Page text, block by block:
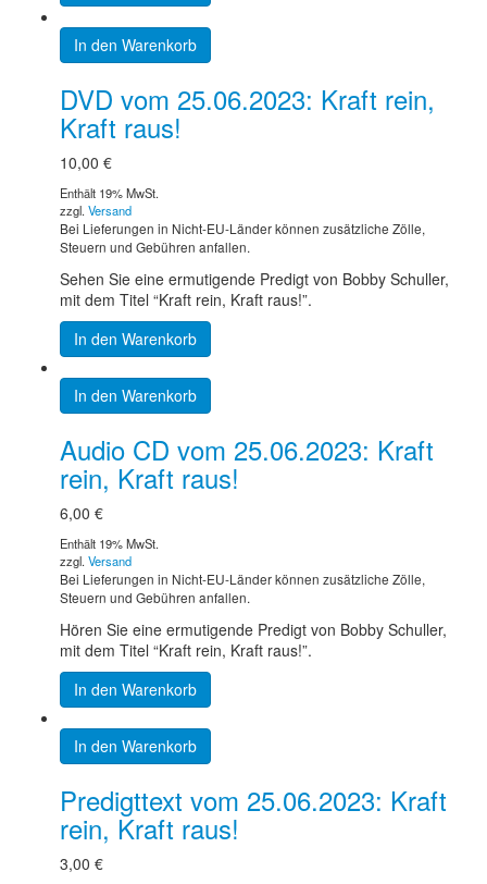
In den Warenkorb
DVD vom 25.06.2023: Kraft rein,
Kraft raus!
10,00 €
Enthält 19% MwSt.
zzgl.Versand
Bei Lieferungen in Nicht-EU-Länder können zusätzliche Zölle,
Steuern und Gebühren anfallen.
Sehen Sie eine ermutigende Predigt von Bobby Schuller,
mit dem Titel “Kraft rein, Kraft raus!”.
In den Warenkorb
In den Warenkorb
Audio CD vom 25.06.2023: Kraft
rein, Kraft raus!
6,00 €
Enthält 19% MwSt.
zzgl. Versand
Bei Lieferungen in Nicht-EU-Länder können zusätzliche Zölle,
Steuern und Gebühren anfallen.
Hören Sie eine ermutigende Predigt von Bobby Schuller,
mit dem Titel “Kraft rein, Kraft raus!”.
In den Warenkorb
In den Warenkorb
Predigttext vom 25.06.2023: Kraft
rein, Kraft raus!
3,00 €